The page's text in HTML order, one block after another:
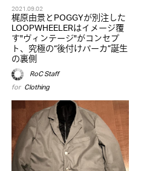
2021.09.02
梶原由景とPOGGYが別注した
LOOPWHEELERはイメージ覆
す"ヴィンテージ"がコンセプ
ト、究極の“後付けパーカ”誕生
の裏側
RoC Staff
for Clothing